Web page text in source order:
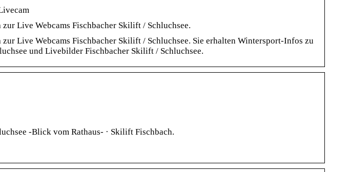
Live Webcams Fischbacher Skilift / Schluchsee.
Live Webcams Fischbacher Skilift / Schluchsee. Sie erhalten Wintersport-Infos zu
und Livebilder Fischbacher Skilift / Schluchsee.
-Blick vom Rathaus- · Skilift Fischbach.